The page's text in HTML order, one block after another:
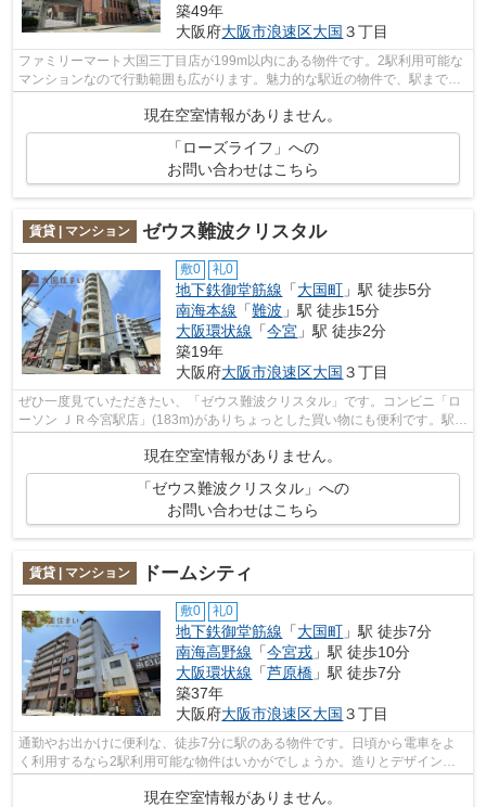
築49年
大阪府大阪市浪速区大国 ３丁目
ファミリーマート大国三丁目店が199m以内にある物件です。2駅利用可能な
マンションなので行動範囲も広がります。魅力的な駅近の物件で、駅まで徒
歩7分です。共用部には敷地内ごみ置き...
現在空室情報がありません。
「ローズライフ」への
お問い合わせはこちら
賃貸 | マンション ゼウス難波クリスタル
敷0 礼0
地下鉄御堂筋線 「大国町 」駅 徒歩5分
南海本線 「難波 」駅 徒歩15分
大阪環状線 「今宮 」駅 徒歩2分
築19年
大阪府大阪市浪速区大国 ３丁目
ぜひ一度見ていただきたい、「ゼウス難波クリスタル」です。コンビニ「ロ
ーソン ＪＲ今宮駅店」(183m)がありちょっとした買い物にも便利です。駅ま
現在空室情報がありません。
「ゼウス難波クリスタル」への
お問い合わせはこちら
賃貸 | マンション ドームシティ
敷0 礼0
地下鉄御堂筋線 「大国町 」駅 徒歩7分
南海高野線 「今宮戎 」駅 徒歩10分
大阪環状線 「芦原橋 」駅 徒歩7分
築37年
大阪府大阪市浪速区大国 ３丁目
通勤やお出かけに便利な、徒歩7分に駅のある物件です。日頃から電車をよ
く利用するなら2駅利用可能な物件はいかがでしょうか。造りとデザインに
現在空室情報がありません。